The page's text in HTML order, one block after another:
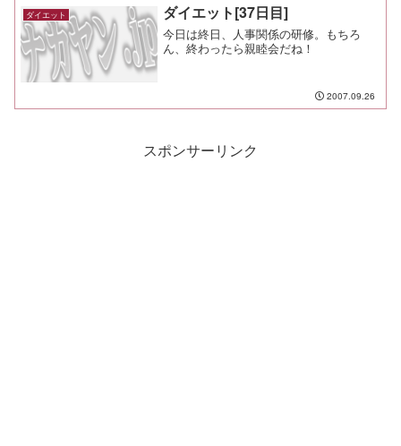
ダイエット ダイエット[37日目]
今日は終日、人事関係の研修。もちろ
ん、終わったら親睦会だね！
2007.09.26
スポンサーリンク